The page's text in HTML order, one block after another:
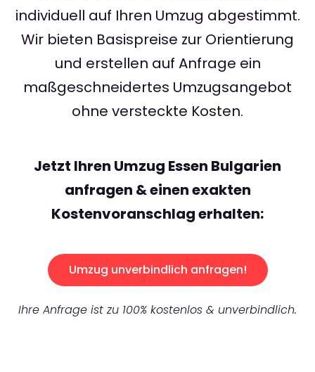
individuell auf Ihren Umzug abgestimmt.
Wir bieten Basispreise zur Orientierung
und erstellen auf Anfrage ein
maßgeschneidertes Umzugsangebot
ohne versteckte Kosten.
Jetzt Ihren Umzug Essen Bulgarien
anfragen & einen exakten
Kostenvoranschlag erhalten:
Umzug unverbindlich anfragen!
Ihre Anfrage ist zu 100% kostenlos & unverbindlich.